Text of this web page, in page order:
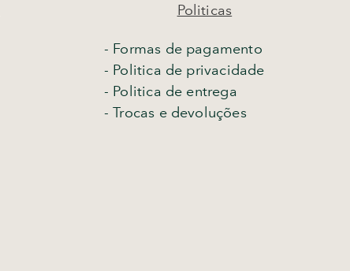
Politicas
- Formas de pagamento
- Politica de privacidade
- Politica de entrega
-Trocas e devoluções